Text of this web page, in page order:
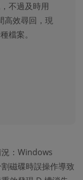
不過及時用
高效尋回，現
檔案。
：Windows
磁碟時誤操作導致